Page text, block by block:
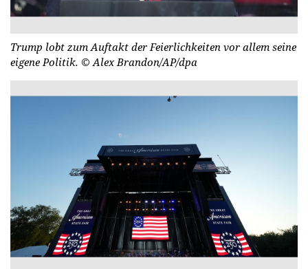
Trump lobt zum Auftakt der Feierlichkeiten vor allem seine
eigene Politik. © Alex Brandon/AP/dpa